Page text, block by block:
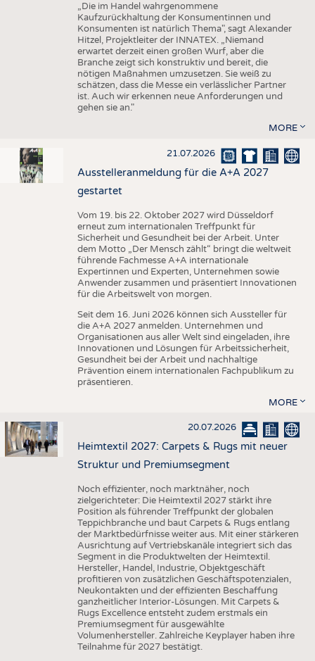
„Die im Handel wahrgenommene
Kaufzurückhaltung der Konsumentinnen und
Konsumenten ist natürlich Thema", sagt Alexander
Hitzel, Projektleiter der INNATEX. „Niemand
erwartet derzeit einen großen Wurf, aber die
Branche zeigt sich konstruktiv und bereit, die
nötigen Maßnahmen umzusetzen. Sie weiß zu
schätzen, dass die Messe ein verlässlicher Partner
ist. Auch wir erkennen neue Anforderungen und
gehen sie an."
MORE
21.07.2026
Ausstelleranmeldung für die A+A 2027
gestartet
Vom 19. bis 22. Oktober 2027 wird Düsseldorf
erneut zum internationalen Treffpunkt für
Sicherheit und Gesundheit bei der Arbeit. Unter
dem Motto „Der Mensch zählt“ bringt die weltweit
führende Fachmesse A+A internationale
Expertinnen und Experten, Unternehmen sowie
Anwender zusammen und präsentiert Innovationen
für die Arbeitswelt von morgen.
Seit dem 16. Juni 2026 können sich Aussteller für
die A+A 2027 anmelden. Unternehmen und
Organisationen aus aller Welt sind eingeladen, ihre
Innovationen und Lösungen für Arbeitssicherheit,
Gesundheit bei der Arbeit und nachhaltige
Prävention einem internationalen Fachpublikum zu
präsentieren.
MORE
20.07.2026
Heimtextil 2027: Carpets & Rugs mit neuer
Struktur und Premiumsegment
Noch effizienter, noch marktnäher, noch
zielgerichteter: Die Heimtextil 2027 stärkt ihre
Position als führender Treffpunkt der globalen
Teppichbranche und baut Carpets & Rugs entlang
der Marktbedürfnisse weiter aus. Mit einer stärkeren
Ausrichtung auf Vertriebskanäle integriert sich das
Segment in die Produktwelten der Heimtextil.
Hersteller, Handel, Industrie, Objektgeschäft
profitieren von zusätzlichen Geschäftspotenzialen,
Neukontakten und der effizienten Beschaffung
ganzheitlicher Interior-Lösungen. Mit Carpets &
Rugs Excellence entsteht zudem erstmals ein
Premiumsegment für ausgewählte
Volumenhersteller. Zahlreiche Keyplayer haben ihre
Teilnahme für 2027 bestätigt.